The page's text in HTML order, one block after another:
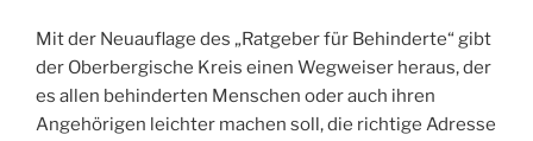
Mit der Neuauflage des „Ratgeber für Behinderte“ gibt
der Oberbergische Kreis einen Wegweiser heraus, der
es allen behinderten Menschen oder auch ihren
Angehörigen leichter machen soll, die richtige Adresse